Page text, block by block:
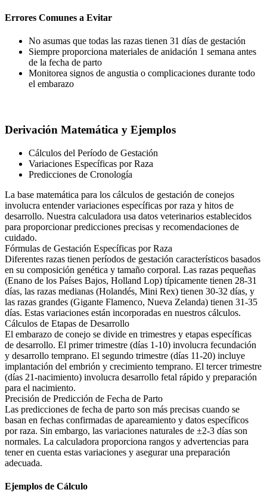
Errores Comunes a Evitar
No asumas que todas las razas tienen 31 días de gestación
Siempre proporciona materiales de anidación 1 semana antes
de la fecha de parto
Monitorea signos de angustia o complicaciones durante todo
el embarazo
Derivación Matemática y Ejemplos
Cálculos del Período de Gestación
Variaciones Específicas por Raza
Predicciones de Cronología
La base matemática para los cálculos de gestación de conejos
involucra entender variaciones específicas por raza y hitos de
desarrollo. Nuestra calculadora usa datos veterinarios establecidos
para proporcionar predicciones precisas y recomendaciones de
cuidado.
Fórmulas de Gestación Específicas por Raza
Diferentes razas tienen períodos de gestación característicos basados
en su composición genética y tamaño corporal. Las razas pequeñas
(Enano de los Países Bajos, Holland Lop) típicamente tienen 28-31
días, las razas medianas (Holandés, Mini Rex) tienen 30-32 días, y
las razas grandes (Gigante Flamenco, Nueva Zelanda) tienen 31-35
días. Estas variaciones están incorporadas en nuestros cálculos.
Cálculos de Etapas de Desarrollo
El embarazo de conejo se divide en trimestres y etapas específicas
de desarrollo. El primer trimestre (días 1-10) involucra fecundación
y desarrollo temprano. El segundo trimestre (días 11-20) incluye
implantación del embrión y crecimiento temprano. El tercer trimestre
(días 21-nacimiento) involucra desarrollo fetal rápido y preparación
para el nacimiento.
Precisión de Predicción de Fecha de Parto
Las predicciones de fecha de parto son más precisas cuando se
basan en fechas confirmadas de apareamiento y datos específicos
por raza. Sin embargo, las variaciones naturales de ±2-3 días son
normales. La calculadora proporciona rangos y advertencias para
tener en cuenta estas variaciones y asegurar una preparación
adecuada.
Ejemplos de Cálculo